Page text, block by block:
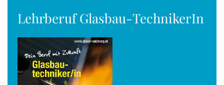
Lehrberuf Glasbau-TechnikerIn